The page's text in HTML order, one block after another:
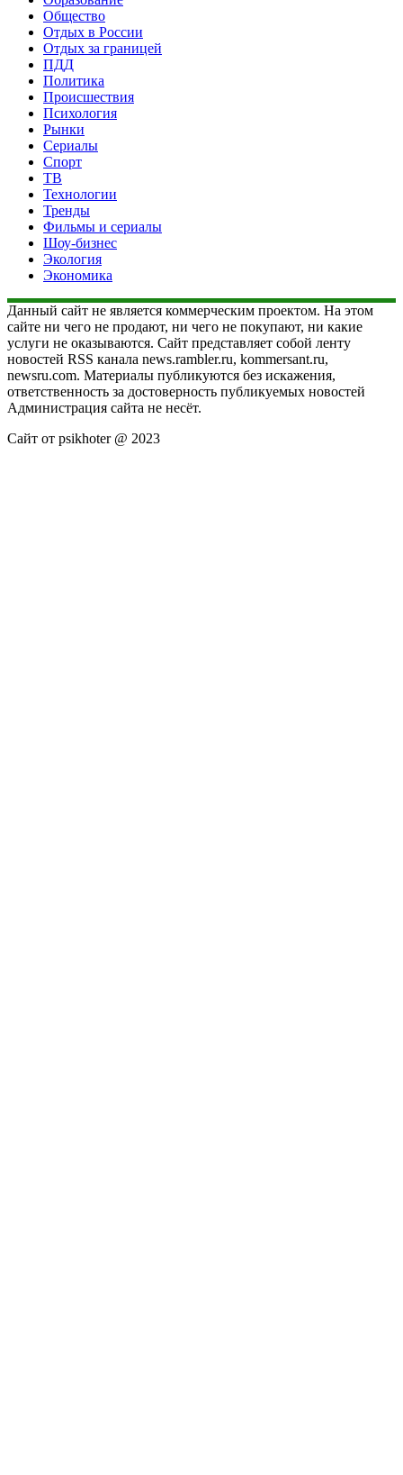
Общество
Отдых в России
Отдых за границей
ПДД
Политика
Происшествия
Психология
Рынки
Сериалы
Спорт
ТВ
Технологии
Тренды
Фильмы и сериалы
Шоу-бизнес
Экология
Экономика
Данный сайт не является коммерческим проектом. На этом
сайте ни чего не продают, ни чего не покупают, ни какие
услуги не оказываются. Сайт представляет собой ленту
новостей RSS канала news.rambler.ru, kommersant.ru,
newsru.com. Материалы публикуются без искажения,
ответственность за достоверность публикуемых новостей
Администрация сайта не несёт.
Сайт от psikhoter @ 2023